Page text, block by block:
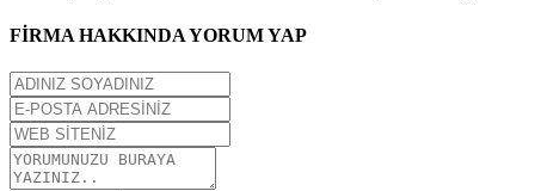
FİRMA HAKKINDA YORUM YAP